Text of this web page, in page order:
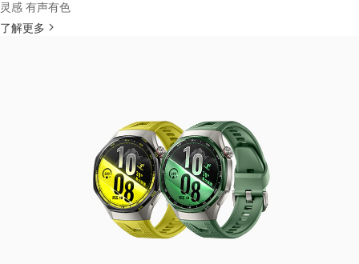
灵感 有声有色
了解更多